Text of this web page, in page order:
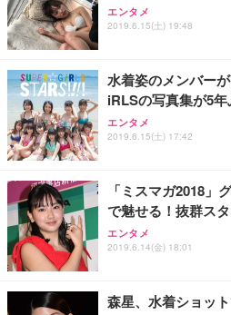
エンタメ
2019.6.15(土) 19:48
水着姿のメンバー
iRLSの写真集が5
エンタメ
2019.6.15(土) 17:42
「ミスマガ2018」
で魅せる！抜群ス
エンタメ
2019.6.14(金) 18:01
森星、水着ショッ